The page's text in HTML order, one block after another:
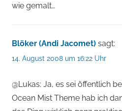
wie gemalt…
Blöker (Andi Jacomet) sagt:
14. August 2008 um 16:22 Uhr
@Lukas: Ja, es sei öffentlich
Ocean Mist Theme hab ich